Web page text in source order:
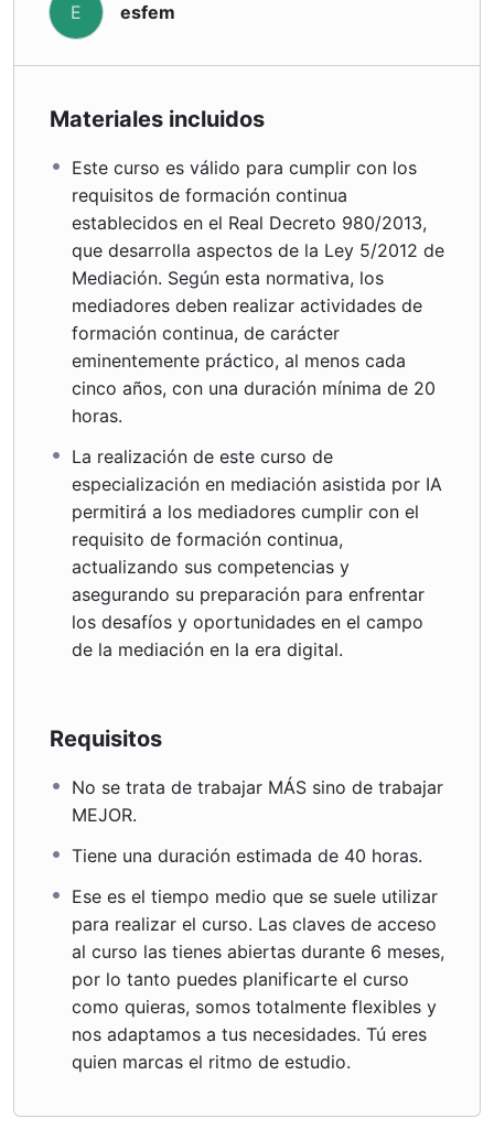
E esfem
Materiales incluidos
Este curso es válido para cumplir con los
requisitos de formación continua
establecidos en el Real Decreto 980/2013,
que desarrolla aspectos de la Ley 5/2012 de
Mediación. Según esta normativa, los
mediadores deben realizar actividades de
formación continua, de carácter
eminentemente práctico, al menos cada
cinco años, con una duración mínima de 20
horas.
La realización de este curso de
especialización en mediación asistida por IA
permitirá a los mediadores cumplir con el
requisito de formación continua,
actualizando sus competencias y
asegurando su preparación para enfrentar
los desafíos y oportunidades en el campo
de la mediación en la era digital.
Requisitos
No se trata de trabajar MÁS sino de trabajar
MEJOR.
Tiene una duración estimada de 40 horas.
Ese es el tiempo medio que se suele utilizar
para realizar el curso. Las claves de acceso
al curso las tienes abiertas durante 6 meses,
por lo tanto puedes planificarte el curso
como quieras, somos totalmente flexibles y
nos adaptamos a tus necesidades. Tú eres
quien marcas el ritmo de estudio.